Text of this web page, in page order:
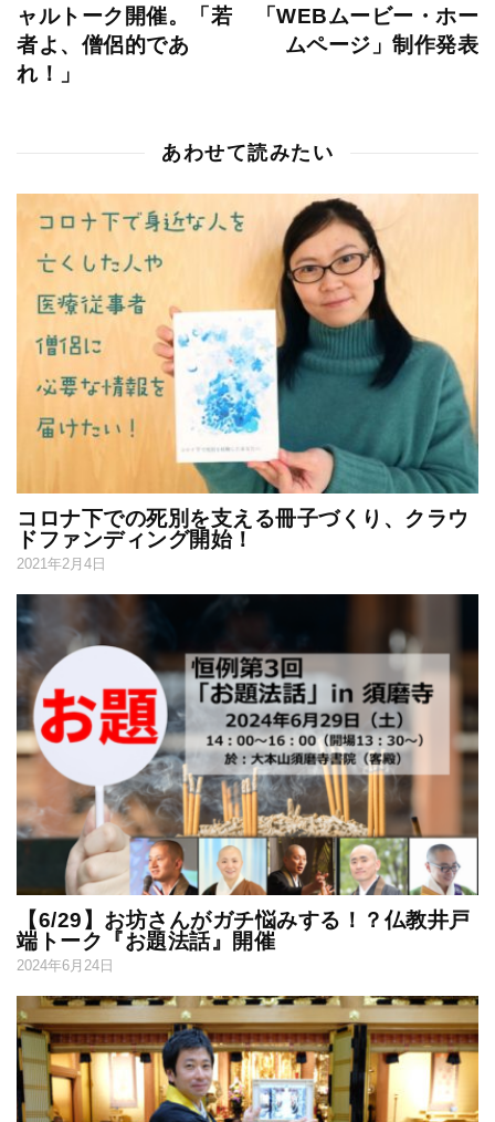
ャルトーク開催。「若
者よ、僧侶的であ
れ！」
「WEBムービー・ホー
ムページ」制作発表
あわせて読みたい
コロナ下での死別を支える冊子づくり、クラウ
ドファンディング開始！
2021年2月4日
【6/29】お坊さんがガチ悩みする！？仏教井戸
端トーク『お題法話』開催
2024年6月24日